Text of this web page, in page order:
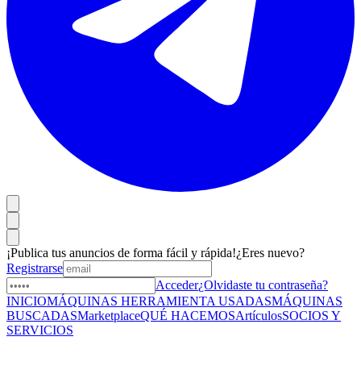
¡Publica tus anuncios de forma fácil y rápida!¿Eres nuevo?
Registrarse
Acceder¿Olvidaste tu contraseña?
INICIOMÁQUINAS HERRAMIENTA USADASMÁQUINAS
BUSCADASMarketplaceQUÉ HACEMOSArtículosSOCIOS Y
SERVICIOS